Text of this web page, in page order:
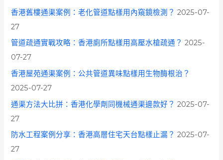
香港舊樓通渠案例：老化管道點樣用內窺鏡檢測？ 2025-07-
27
管道疏通實戰攻略：香港廁所點樣用高壓水槍疏通？ 2025-
07-27
香港屋苑通渠案例：公共管道異味點樣用生物酶根治？
2025-07-27
通渠方法大比拼：香港化學劑同機械通渠邊款好？ 2025-07-
27
防水工程案例分享：香港高層住宅天台點樣止漏？ 2025-07-
27